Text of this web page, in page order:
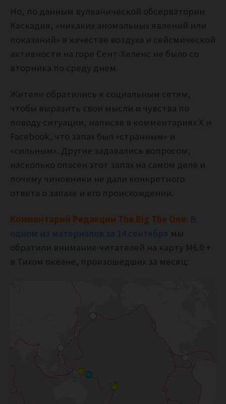
Но, по данным вулканической обсерватории
Каскадия, «никаких аномальных явлений или
показаний» в качестве воздуха и сейсмической
активности на горе Сент-Хеленс не было со
вторника по среду днем.
Жители обратились к социальным сетям,
чтобы выразить свои мысли и чувства по
поводу ситуации, написав в комментариях X и
Facebook, что запах был «странным» и
«сильным». Другие задавались вопросом,
насколько опасен этот запах на самом деле и
почему чиновники не дали конкретного
ответа о запахе и его происхождении.
Комментарий Редакции The Big The One: В
одном из материалов за 14 сентября мы
обратили внимание читателей на карту М6.0 +
в Тихом океане, произошедших за месяц: